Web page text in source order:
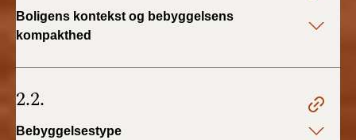
Boligens kontekst og bebyggelsens
kompakthed
2.2.
Bebyggelsestype